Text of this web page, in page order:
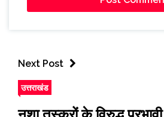
Next Post
उत्तराखंड